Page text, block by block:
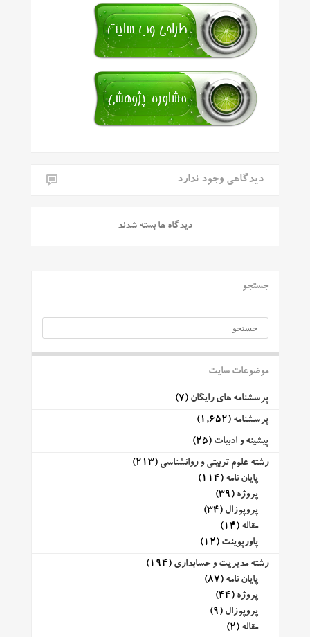
دیدگاهی وجود ندارد
دیدگاه ها بسته شدند
جستجو
موضوعات سایت
پرسشنامه های رایگان (7)
پرسشنامه (1,652)
پیشینه و ادبیات (25)
رشته علوم تربیتی و روانشناسی (213)
پایان نامه (114)
پروژه (39)
پروپوزال (34)
مقاله (14)
پاورپوینت (12)
رشته مدیریت و حسابداری (194)
پایان نامه (87)
پروژه (44)
پروپوزال (9)
مقاله (2)